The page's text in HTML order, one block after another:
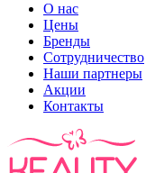
О нас
Цены
Бренды
Сотрудничество
Наши партнеры
Акции
Контакты